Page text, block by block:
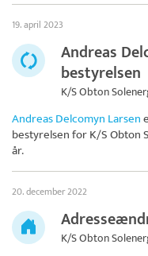
19. april 2023
Andreas
bestyrelsen
K/S Obton
Andreas Delcomyn Larsen
bestyrelsen forK/S Obton
år.
20. december 2022
K/S Obton